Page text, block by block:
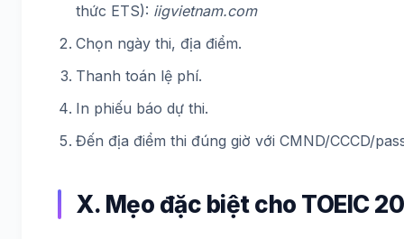
thức ETS): iigvietnam.com
Chọn ngày thi, địa điểm.
Thanh toán lệ phí.
In phiếu báo dự thi.
Đến địa điểm thi đúng giờ với CMND/CCCD/
X. Mẹo đặc biệt cho TOEIC